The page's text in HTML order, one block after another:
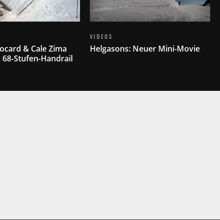
& Cale Zima
Stufen-Handrail
VIDEOS
Helgasons: Neuer Mini-Movie